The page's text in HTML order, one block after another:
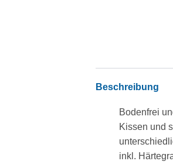
Beschreibung
Bodenfrei
Kissen und
inkl.